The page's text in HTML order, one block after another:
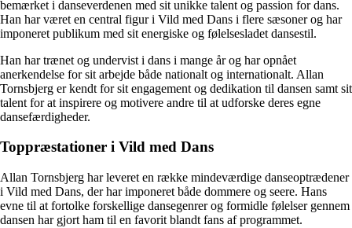
bemærket i danseverdenen med sit unikke talent og passion for dans.
Han har været en central figur i Vild med Dans i flere sæsoner og har
imponeret publikum med sit energiske og følelsesladet dansestil.
Han har trænet og undervist i dans i mange år og har opnået
anerkendelse for sit arbejde både nationalt og internationalt. Allan
Tornsbjerg er kendt for sit engagement og dedikation til dansen samt sit
talent for at inspirere og motivere andre til at udforske deres egne
dansefærdigheder.
Toppræstationer i Vild med Dans
Allan Tornsbjerg har leveret en række mindeværdige danseoptrædener
i Vild med Dans, der har imponeret både dommere og seere. Hans
evne til at fortolke forskellige dansegenrer og formidle følelser gennem
dansen har gjort ham til en favorit blandt fans af programmet.